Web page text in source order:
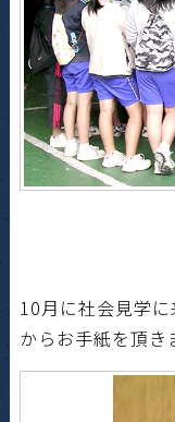
10月に社会見学
からお手紙を頂き